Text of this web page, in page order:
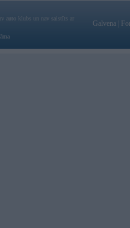
auto klubs un nav saistīts ar
Galvena